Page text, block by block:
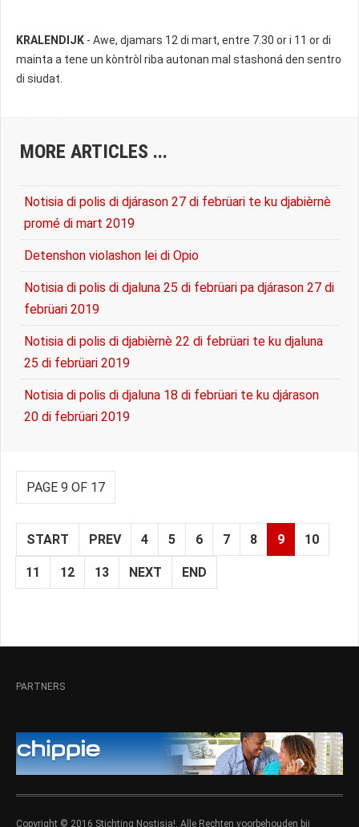
KRALENDIJK - Awe, djamars 12 di mart, entre 7.30 or i 11 or di
mainta a tene un kòntròl riba autonan mal stashoná den sentro
di siudat.
MORE ARTICLES ...
Notisia di polis di djárason 27 di febrüari te ku djabièrnè
promé di mart 2019
Detenshon violashon lei di Opio
Notisia di polis di djaluna 25 di febrüari pa djárason 27 di
febrüari 2019
Notisia di polis di djabièrnè 22 di febrüari te ku djaluna
25 di febrüari 2019
Notisia di polis di djaluna 18 di febrüari te ku djárason
20 di febrüari 2019
PAGE 9 OF 17
START PREV 4 5 6 7 8 9 10
11 12 13 NEXT END
PARTNERS
Copyright © 2016 Stichting Nostisia!. Alle Rechten voorbehouden bij